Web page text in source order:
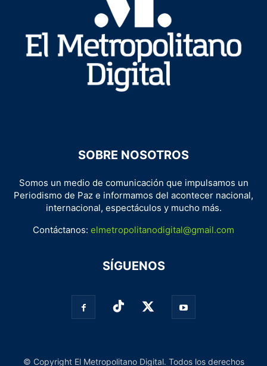
SOBRE NOSOTROS
Somos un medio de comunicación que impulsamos un
Periodismo de Paz e informamos del acontecer nacional,
internacional, espectáculos y mucho más.
Contáctanos: elmetropolitanodigital@gmail.com
SÍGUENOS
© Copyright El Metropolitano Digital. Todos los derechos